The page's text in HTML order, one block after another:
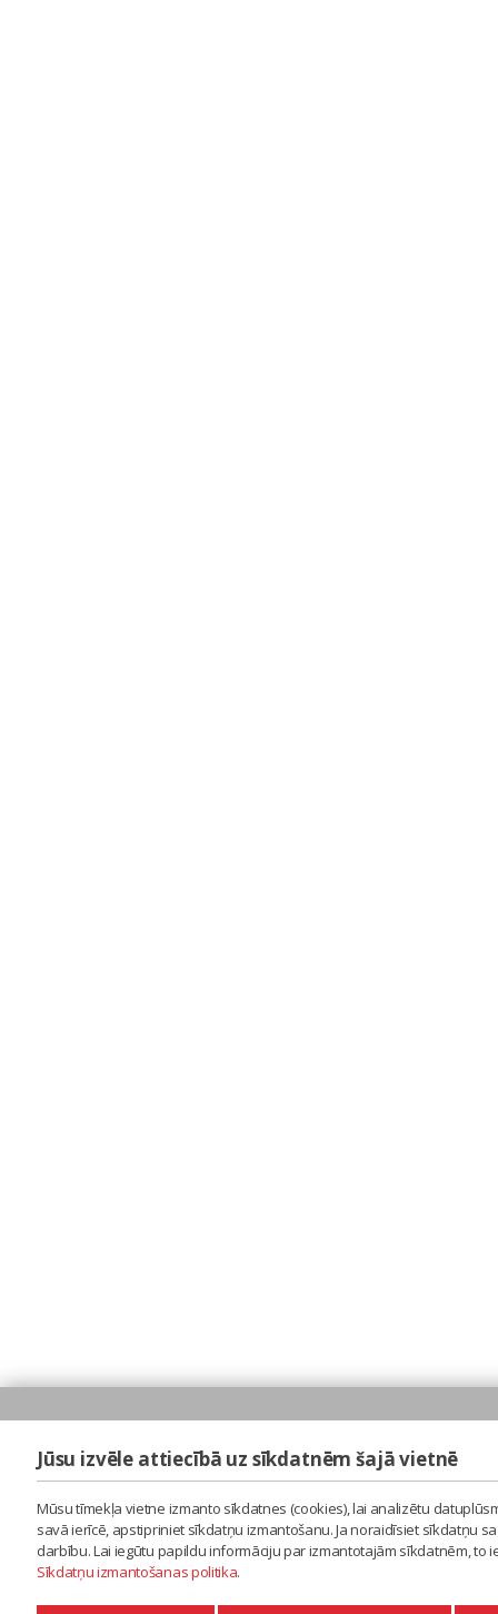
Jūsu izvēle attiecībā uz sīkdatnēm šajā vietnē
Mūsu tīmekļa vietne izmanto sīkdatnes (cookies), lai analizētu
savā ierīcē, apstipriniet sīkdatņu izmantošanu. Ja noraidīsiet sīkdatņu
darbību. Lai iegūtu papildu informāciju par izmantotajām sīkdatnēm,
Sīkdatņu izmantošanas politika.